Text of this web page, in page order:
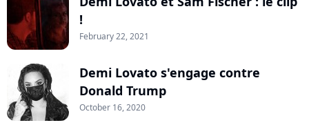
!
February 22, 2021
Demi Lovato s'engage contre
Donald Trump
October 16, 2020